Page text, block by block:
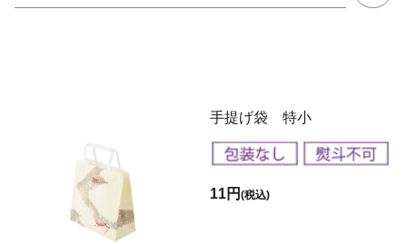
手提げ袋 特小
11円(税込)